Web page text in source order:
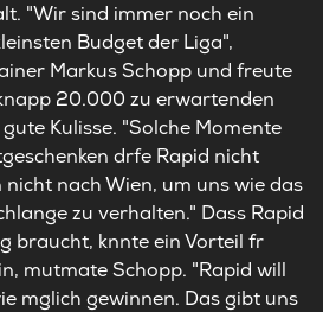
"Wir sind immer noch ein
Budget der Liga",
Markus Schopp und freute
20.000 zu erwartenden
Kulisse. "Solche Momente
drfe Rapid nicht
nach Wien, um uns wie das
zu verhalten." Dass Rapid
braucht, knnte ein Vorteil fr
mutmate Schopp. "Rapid will
mglich gewinnen. Das gibt uns